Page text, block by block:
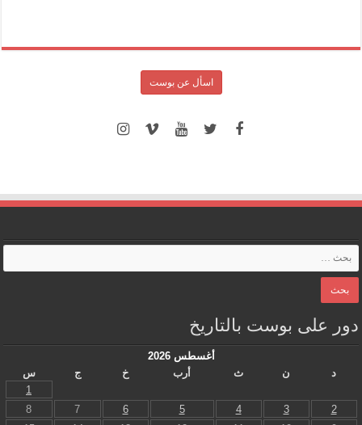
اسأل عن بوست
دور على بوست بالتاريخ
أغسطس 2026
د
ن ث أرب خ ج
س
1
2
3
4
5
6
7
8